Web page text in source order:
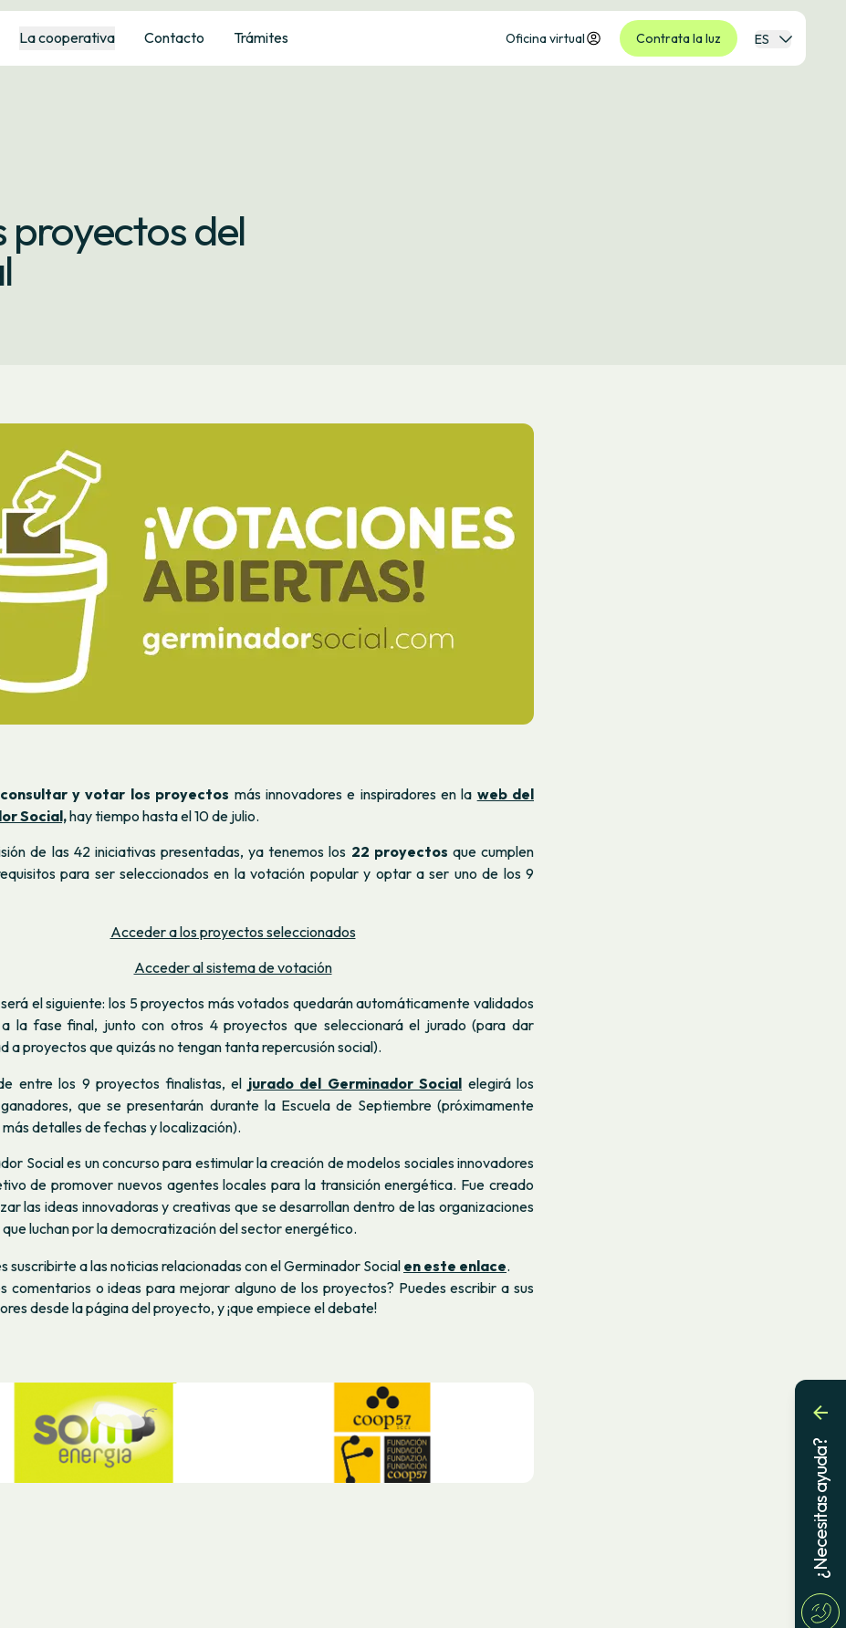
La cooperativa Contacto Trámites Oficina virtual Contrata la luz ES
proyectos del
consultar y votar los proyectos más innovadores e inspiradores en la web del
Social,hay tiempo hasta el 10 de julio.
de las 42 iniciativas presentadas, ya tenemos los 22 proyectos que cumplen
para ser seleccionados en la votación popular y optar a ser uno de los 9
Acceder a los proyectos seleccionados
Acceder al sistema de votación
el siguiente: los 5 proyectos más votados quedarán automáticamente validados
la fase final, junto con otros 4 proyectos que seleccionará el jurado (para dar
a proyectos que quizás no tengan tanta repercusión social).
entre los 9 proyectos finalistas, el jurado del Germinador Social elegirá los
que se presentarán durante la Escuela de Septiembre (próximamente
detalles de fechas y localización).
Social es un concurso para estimular la creación de modelos sociales innovadores
de promover nuevos agentes locales para la transición energética. Fue creado
las ideas innovadoras y creativas que se desarrollan dentro de las organizaciones
luchan por la democratización del sector energético.
suscribirte a las noticias relacionadas con el Germinador Social en este enlace.
comentarios o ideas para mejorar alguno de los proyectos? Puedes escribir a sus
desde la página del proyecto, y ¡que empiece el debate!
¿Necesitas ayuda?